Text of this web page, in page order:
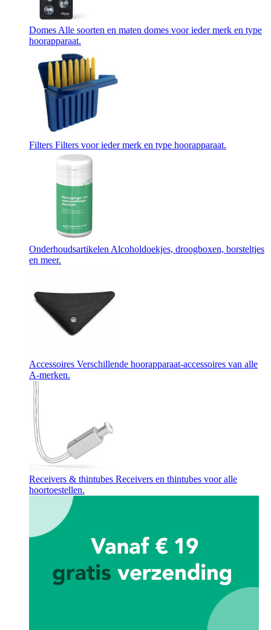
Domes Alle soorten en maten domes voor ieder merk en type
hoorapparaat.
Filters Filters voor ieder merk en type hoorapparaat.
Onderhoudsartikelen Alcoholdoekjes, droogboxen, borsteltjes
en meer.
Accessoires Verschillende hoorapparaat-accessoires van alle
A-merken.
Receivers & thintubes Receivers en thintubes voor alle
hoortoestellen.